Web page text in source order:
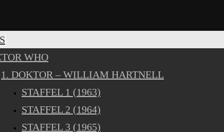
WHO
1. DOKTOR – WILLIAM HARTNELL
STAFFEL 1 (1963)
STAFFEL 2 (1964)
STAFFEL 3 (1965)